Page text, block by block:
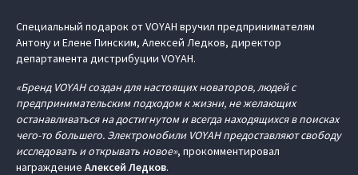
Специальный подарок от VOYAH вручил предпринимателям
Антону и Елене Пинским, Алексей Ледков, директор
департамента дистрибуции VOYAH.
«Бренд VOYAH создан для настоящих новаторов, людей с
предпринимательским подходом к жизни, не желающих
останавливаться на достигнутом и всегда находящихся в поисках
чего-то большего. Электромобили VOYAH предоставляют свободу
исследовать и открывать новое», прокомментировал
награждение Алексей Ледков.